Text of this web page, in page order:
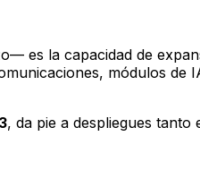
es la capacidad de
módulos de
, da pie a despliegues